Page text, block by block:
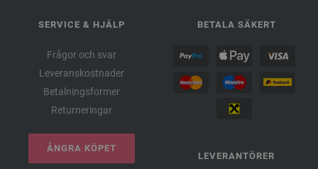
SERVICE & HJÄLP
Frågor och svar
Leveranskostnader
Betalningsformer
Returneringar
ÅNGRA KÖPET
BETALA SÄKERT
LEVERANTÖRER